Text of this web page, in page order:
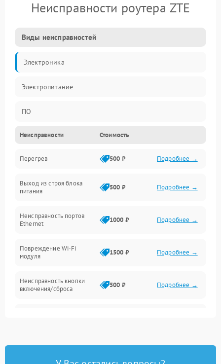
Неисправности роутера ZTE
Виды неисправностей
Электроника
Электропитание
ПО
Сеть
Беспроводной модуль
Программное обеспечение
Неисправности Стоимость
Перегрев 500 ₽ Подробнее →
Выход из строя блока
питания
500 ₽ Подробнее →
Неисправность портов
Ethernet
1000 ₽ Подробнее →
Повреждение Wi-Fi
модуля
1500 ₽ Подробнее →
Неисправность кнопки
включения/сброса
500 ₽ Подробнее →
процессора